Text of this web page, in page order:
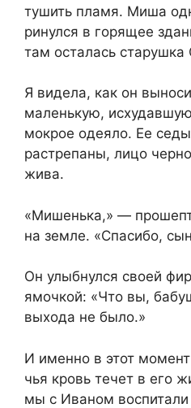
тушить пламя. Миша
ринулся в горящее
там осталась старушка
Я видела, как он
маленькую,
мокрое одеяло. Ее
растрепаны, лицо
жива.
«Мишенька,» —
на земле. «Спасибо,
Он улыбнулся своей
ямочкой: «Что вы,
выхода не было.»
И именно в этот
чья кровь течет в его
мы с Иваном воспитали